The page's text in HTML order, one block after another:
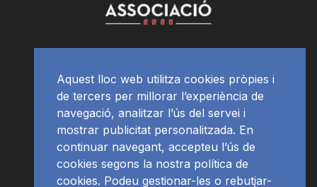
Aquest lloc web utilitza cookies pròpies i
de tercers per millorar l’experiència de
navegació, analitzar l’ús del servei i
mostrar publicitat personalitzada. En
continuar navegant, accepteu l’ús de
cookies segons la nostra política de
cookies. Podeu gestionar-les o rebutjar-